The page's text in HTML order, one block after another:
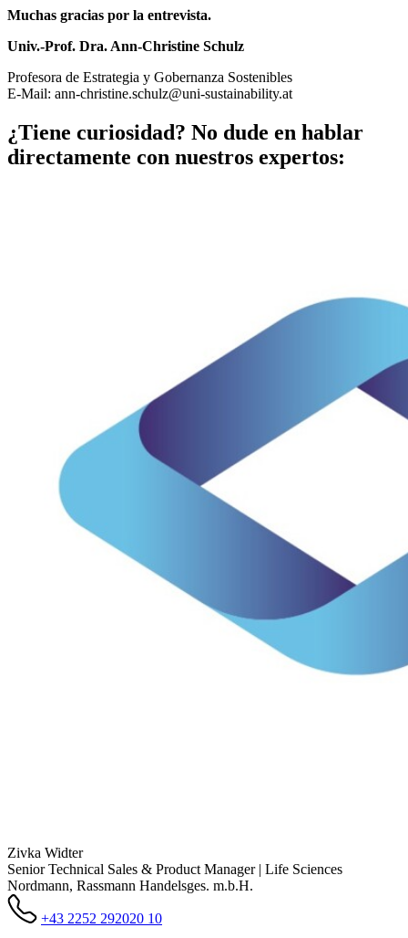
Muchas gracias por la entrevista.
Univ.-Prof. Dra. Ann-Christine Schulz
Profesora de Estrategia y Gobernanza Sostenibles
E-Mail: ann-christine.schulz@uni-sustainability.at
¿Tiene curiosidad? No dude en hablar
directamente con nuestros expertos:
Zivka Widter
Senior Technical Sales & Product Manager | Life Sciences
Nordmann, Rassmann Handelsges. m.b.H.
+43 2252 292020 10